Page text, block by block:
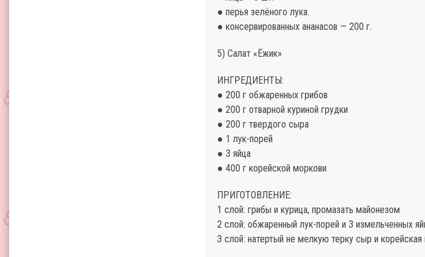
● перья зелёного лука.
● консервированных ананасов — 200 г.
5) Салат «Ёжик»
ИНГРЕДИЕНТЫ:
● 200 г обжаренных грибов
● 200 г отварной куриной грудки
● 200 г твердого сыра
● 1 лук-порей
● 3 яйца
● 400 г корейской моркови
ПРИГОТОВЛЕНИЕ:
1 слой: грибы и курица, промазать майонезом
2 слой: обжаренный лук-порей и 3 измельченных
3 слой: натертый не мелкую терку сыр и корейская